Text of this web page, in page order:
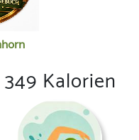
Kalorien